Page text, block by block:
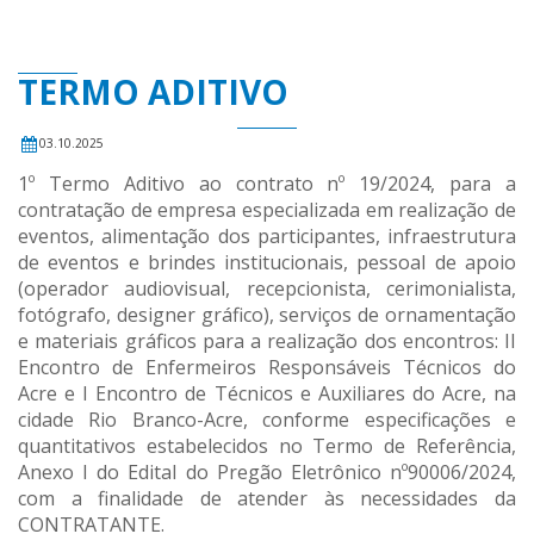
TERMO ADITIVO
03.10.2025
1º Termo Aditivo ao contrato nº 19/2024, para a
contratação de empresa especializada em realização de
eventos, alimentação dos participantes, infraestrutura
de eventos e brindes institucionais, pessoal de apoio
(operador audiovisual, recepcionista, cerimonialista,
fotógrafo, designer gráfico), serviços de ornamentação
e materiais gráficos para a realização dos encontros: II
Encontro de Enfermeiros Responsáveis Técnicos do
Acre e I Encontro de Técnicos e Auxiliares do Acre, na
cidade Rio Branco-Acre, conforme especificações e
quantitativos estabelecidos no Termo de Referência,
Anexo I do Edital do Pregão Eletrônico nº90006/2024,
com a finalidade de atender às necessidades da
CONTRATANTE.